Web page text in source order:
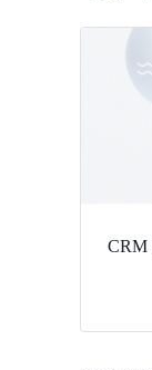
CRM